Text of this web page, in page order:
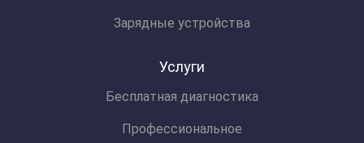
Зарядные устройства
Услуги
Бесплатная диагностика
Профессиональное